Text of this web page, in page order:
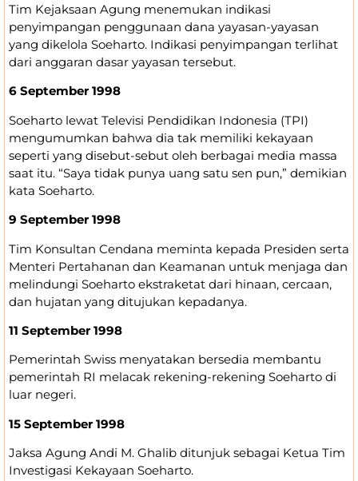
Tim Kejaksaan Agung menemukan indikasi
penyimpangan penggunaan dana yayasan-yayasan
yang dikelola Soeharto. Indikasi penyimpangan terlihat
dari anggaran dasar yayasan tersebut.
6 September 1998
Soeharto lewat Televisi Pendidikan Indonesia (TPI)
mengumumkan bahwa dia tak memiliki kekayaan
seperti yang disebut-sebut oleh berbagai media massa
saat itu. “Saya tidak punya uang satu sen pun,” demikian
kata Soeharto.
9 September 1998
Tim Konsultan Cendana meminta kepada Presiden serta
Menteri Pertahanan dan Keamanan untuk menjaga dan
melindungi Soeharto ekstraketat dari hinaan, cercaan,
dan hujatan yang ditujukan kepadanya.
11 September 1998
Pemerintah Swiss menyatakan bersedia membantu
pemerintah RI melacak rekening-rekening Soeharto di
luar negeri.
15 September 1998
Jaksa Agung Andi M. Ghalib ditunjuk sebagai Ketua Tim
Investigasi Kekayaan Soeharto.